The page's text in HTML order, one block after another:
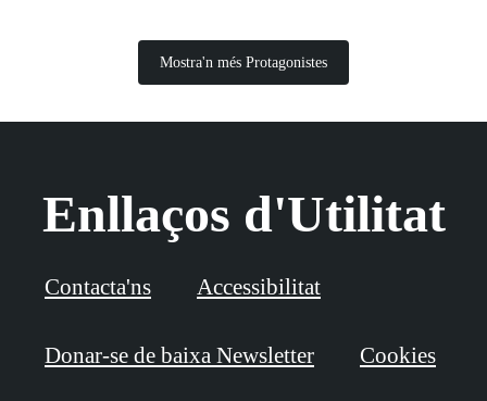
Mostra'n més Protagonistes
Enllaços d'Utilitat
Contacta'ns Accessibilitat
Donar-se de baixa Newsletter Cookies